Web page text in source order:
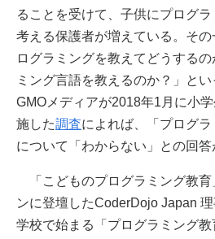
ることを受けて、子供にプログ
考える保護者が増えている。そ
ログラミングを教えてどうする
ミング言語を教えるのか？」とい
GMOメディアが2018年1月に小
施した調査によれば、「プログラ
について「わからない」との回答
「こどものプログラミング教育
ンに登壇したCoderDojo Japan
学校で始まる「プログラミング